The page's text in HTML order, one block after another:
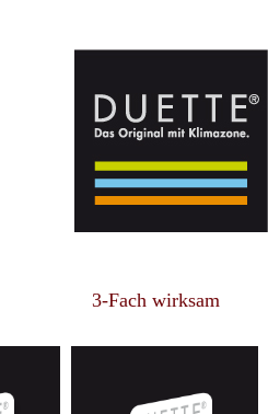
wirksam